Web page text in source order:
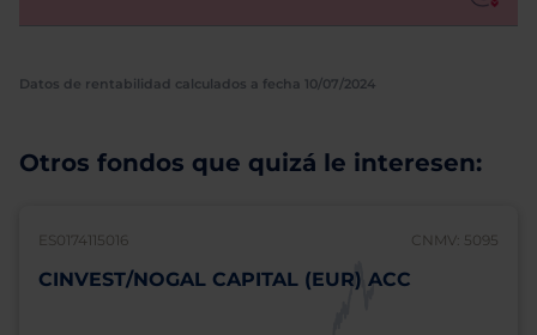
Datos de rentabilidad calculados a fecha 10/07/2024
Otros fondos que quizá le interesen:
ES0174115016 CNMV: 5095
CINVEST/NOGAL CAPITAL (EUR) ACC